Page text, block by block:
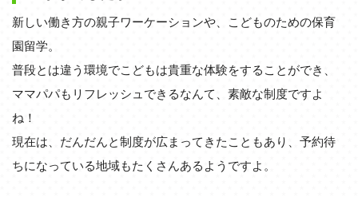
新しい働き方の親子ワーケーションや、こどものための保育
園留学。
普段とは違う環境でこどもは貴重な体験をすることができ、
ママパパもリフレッシュできるなんて、素敵な制度ですよ
ね！
現在は、だんだんと制度が広まってきたこともあり、予約待
ちになっている地域もたくさんあるようですよ。